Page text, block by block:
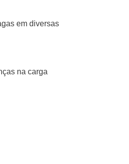
em diversas
na carga